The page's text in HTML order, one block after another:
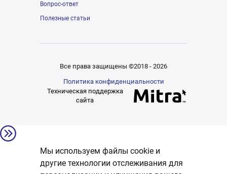
Вопрос-ответ
Полезные статьи
Все права защищены ©2018 - 2026
Политика конфиденциальности
Техническая поддержка
сайта
Мы используем файлы cookie и
другие технологии отслеживания для